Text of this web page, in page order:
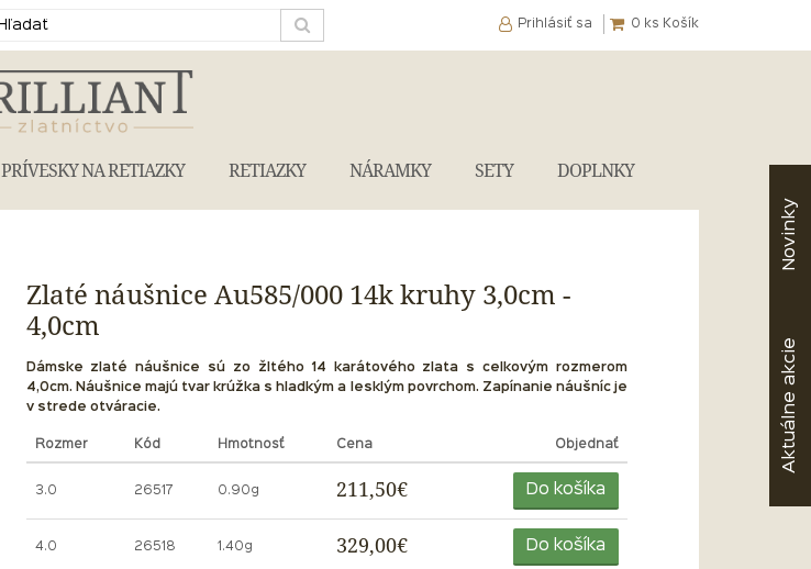
Prihlásiť sa 0 ks Košík
PRÍVESKY NA RETIAZKY RETIAZKY NÁRAMKY SETY DOPLNKY
Aktuálne
akcie
Novinky
Zlaté náušnice Au585/000 14k kruhy 3,0cm -
4,0cm
Dámske zlaté náušnice sú zo žltého 14 karátového zlata s celkovým rozmerom
4,0cm. Náušnice majú tvar krúžka s hladkým a lesklým povrchom. Zapínanie náušníc je
v strede otváracie.
Rozmer Kód Hmotnosť Cena Objednať
3.0 26517 0.90g 211,50€ Do košíka
4.0 26518 1.40g 329,00€ Do košíka